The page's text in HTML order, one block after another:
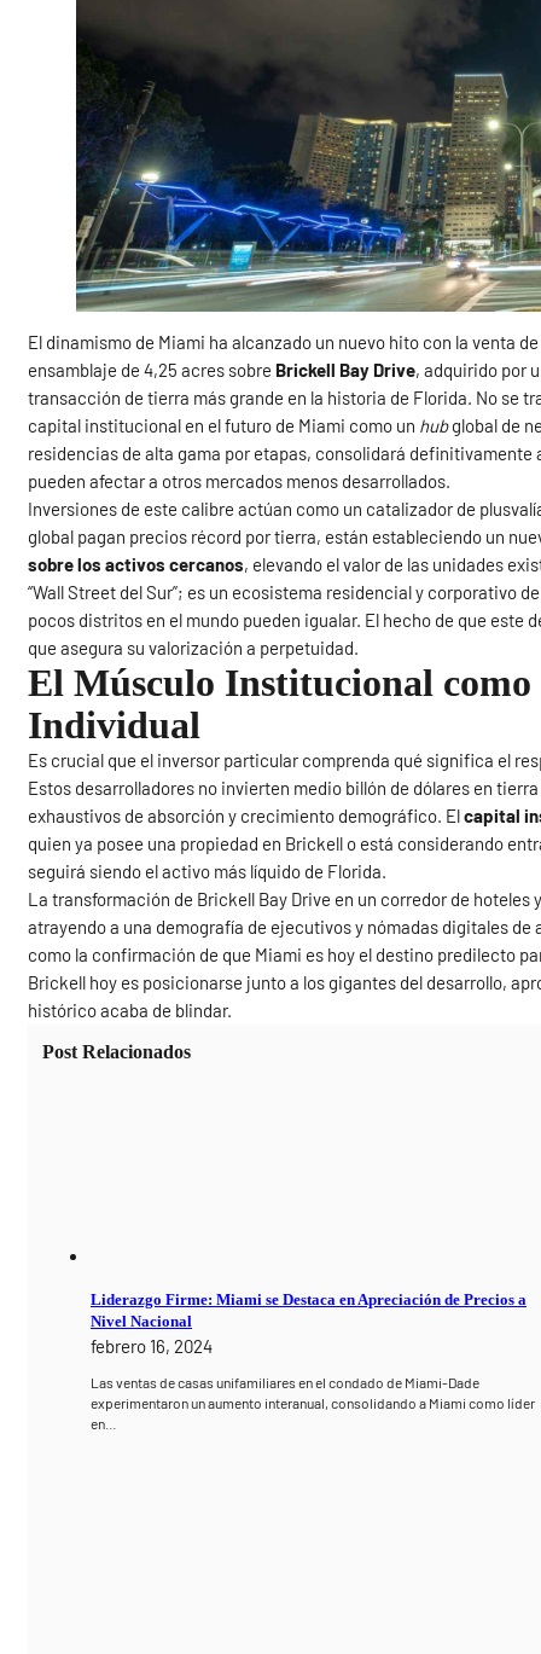
El dinamismo de Miami ha alcanzado un nuevo hito con la venta
ensamblaje de 4,25 acres sobre Brickell Bay Drive, adquirido por
transacción de tierra más grande en la historia de Florida. No se
capital institucional en el futuro de Miami como un hubglobal de
residencias de alta gama por etapas, consolidará
pueden afectar a otros mercados menos desarrollados.
Inversiones de este calibre actúan como un catalizador de
global pagan precios récord por tierra, están estableciendo un
sobre los activos cercanos, elevando el valor de las unidades
“Wall Street del Sur”; es un ecosistema residencial y corporativo
pocos distritos en el mundo pueden igualar. El hecho de que este
que asegura su valorización a perpetuidad.
El Músculo Institucional
Individual
Es crucial que el inversor particular comprenda qué significa el
Estos desarrolladores no invierten medio billón de dólares en
exhaustivos de absorción y crecimiento demográfico. Elcapital
quien ya posee una propiedad en Brickell o está considerando
seguirá siendo el activo más líquido de Florida.
La transformación de Brickell Bay Drive en un corredor de
atrayendo a una demografía de ejecutivos y nómadas digitales
como la confirmación de que Miami es hoy el destino predilecto
Brickell hoy es posicionarse junto a los gigantes del desarrollo,
histórico acaba de blindar.
Post Relacionados
Liderazgo Firme: Miami se Destaca en Apreciación de Precios a
Nivel Nacional
febrero 16, 2024
Las ventas de casas unifamiliares en el condado de Miami-Dade
experimentaron un aumento interanual, consolidando a Miami como líder
en…